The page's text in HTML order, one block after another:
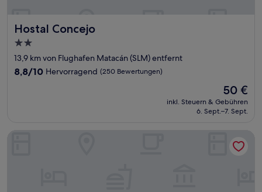
Hostal Concejo
Hostal Concejo
2.0-
Sterne-
Unterkunft
13,9 km von Flughafen Matacán (SLM) entfernt
8.8
8,8/10 Hervorragend (250 Bewertungen)
Der
Preis
beträgt
50 €
inkl. Steuern & Gebühren
6. Sept.–7. Sept.